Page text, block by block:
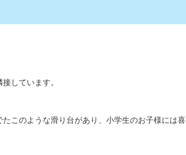
しています。
このような滑り台があり、小学生のお子様には喜